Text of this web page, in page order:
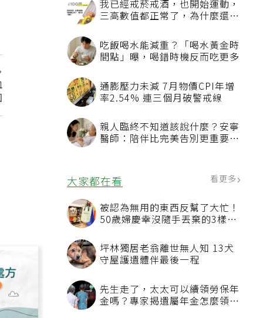
我已經戒菸戒酒，也開始運動，
三高數值都正常了，為什麼還不
吃飯喝水能減重？「喝水黃金時
間點」曝，喝錯時機反而吃更多
通膨壓力未減 7月物價CPI年增
率2.54% 連三個月破警戒線
親人臨終不知道該說什麼？安寧
醫師：陪伴比完美告別更重要，
大家都在看
被認為無用的東西反幫了大忙！
50歲婦慶幸沒隨手丟棄的3樣物
坪林獨居老翁離世無人知 13犬
守屋護遺體伴最後一程
先生走了，太太可以續領勞保年
金嗎？專家揭遺屬年金怎麼領，